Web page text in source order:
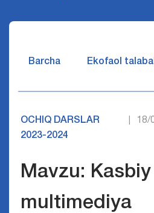
Barcha Ekofaol
OCHIQ DARSLAR
2023-2024
Mavzu:
multimediya